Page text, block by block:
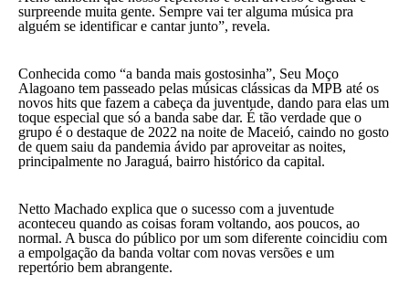
surpreende muita gente. Sempre vai ter alguma música pra
alguém se identificar e cantar junto”, revela.
Conhecida como “a banda mais gostosinha”, Seu Moço
Alagoano tem passeado pelas músicas clássicas da MPB até os
novos hits que fazem a cabeça da juventude, dando para elas um
toque especial que só a banda sabe dar. É tão verdade que o
grupo é o destaque de 2022 na noite de Maceió, caindo no gosto
de quem saiu da pandemia ávido par aproveitar as noites,
principalmente no Jaraguá, bairro histórico da capital.
Netto Machado explica que o sucesso com a juventude
aconteceu quando as coisas foram voltando, aos poucos, ao
normal. A busca do público por um som diferente coincidiu com
a empolgação da banda voltar com novas versões e um
repertório bem abrangente.